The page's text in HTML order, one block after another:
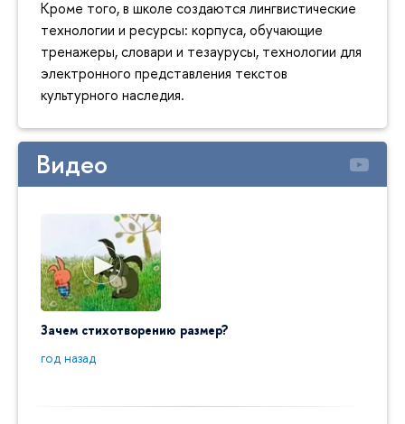
Кроме того, в школе создаются лингвистические
технологии и ресурсы: корпуса, обучающие
тренажеры, словари и тезаурусы, технологии для
электронного представления текстов
культурного наследия.
Видео
Зачем стихотворению размер?
год назад